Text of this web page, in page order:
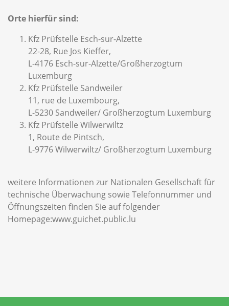
Orte hierfür sind:
Kfz Prüfstelle Esch-sur-Alzette
22-28, Rue Jos Kieffer,
L-4176 Esch-sur-Alzette/Großherzogtum
Luxemburg
Kfz Prüfstelle Sandweiler
11, rue de Luxembourg,
L-5230 Sandweiler/ Großherzogtum Luxemburg
Kfz Prüfstelle Wilwerwiltz
1, Route de Pintsch,
L-9776 Wilwerwiltz/ Großherzogtum Luxemburg
weitere Informationen zur Nationalen Gesellschaft für
technische Überwachung sowie Telefonnummer und
Öffnungszeiten finden Sie auf folgender
Homepage:www.guichet.public.lu